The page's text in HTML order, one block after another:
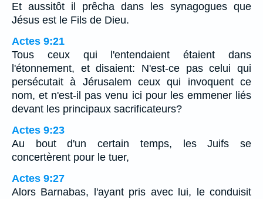
Et aussitôt il prêcha dans les synagogues que
Jésus est le Fils de Dieu.
Actes 9:21
Tous ceux qui l'entendaient étaient dans
l'étonnement, et disaient: N'est-ce pas celui qui
persécutait à Jérusalem ceux qui invoquent ce
nom, et n'est-il pas venu ici pour les emmener liés
devant les principaux sacrificateurs?
Actes 9:23
Au bout d'un certain temps, les Juifs se
concertèrent pour le tuer,
Actes 9:27
Alors Barnabas, l'ayant pris avec lui, le conduisit